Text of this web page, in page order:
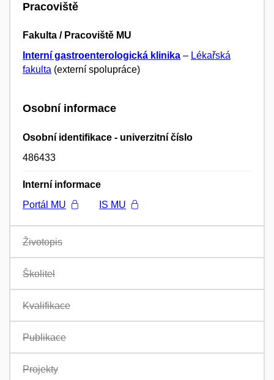
Pracoviště
Fakulta / Pracoviště MU
Interní gastroenterologická klinika – Lékařská
fakulta (externí spolupráce)
Osobní informace
Osobní identifikace - univerzitní číslo
486433
Interní informace
Portál MU
IS MU
Životopis
Školitel
Kvalifikace
Publikace
Projekty